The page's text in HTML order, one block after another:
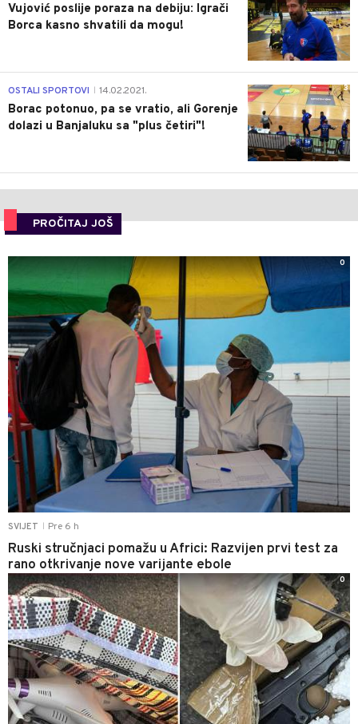
Vujović poslije poraza na debiju: Igrači
Borca kasno shvatili da mogu!
3
OSTALI SPORTOVI 14.02.2021.
Borac potonuo, pa se vratio, ali Gorenje
dolazi u Banjaluku sa "plus četiri"!
PROČITAJ JOŠ
SVIJET Pre 6 h
Ruski stručnjaci pomažu u Africi: Razvijen prvi test za
rano otkrivanje nove varijante ebole
0
0